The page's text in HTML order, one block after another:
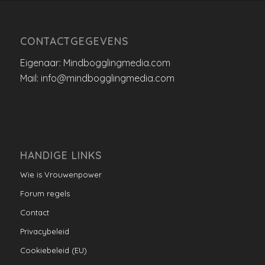
CONTACTGEGEVENS
Eigenaar: Mindbogglingmedia.com
Mail: info@mindbogglingmedia.com
HANDIGE LINKS
Wie is Vrouwenpower
Forum regels
Contact
Privacybeleid
Cookiebeleid (EU)